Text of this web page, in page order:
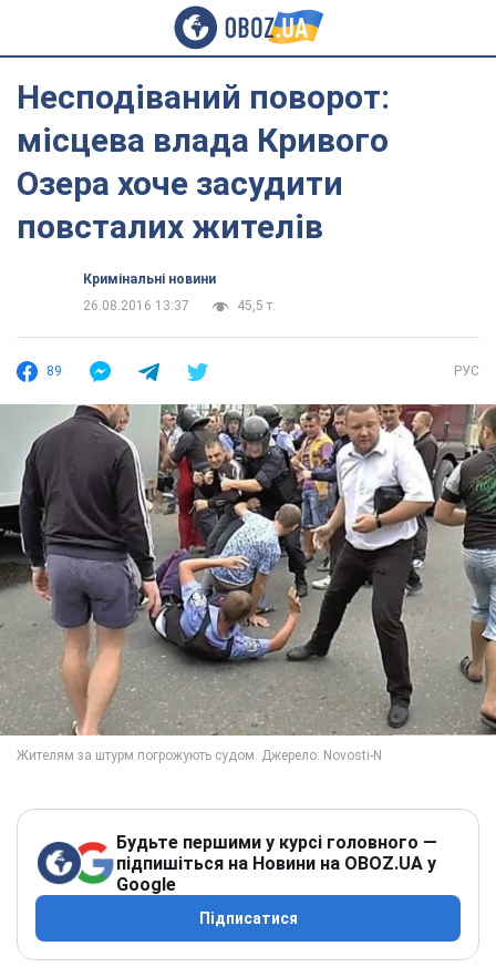
Несподіваний поворот:
місцева влада Кривого
Озера хоче засудити
повсталих жителів
Кримінальні новини
26.08.2016 13:37
45,5 т.
89 РУС
Будьте першими у курсі головного —
підпишіться на Новини на OBOZ.UA у
Google
Підписатися